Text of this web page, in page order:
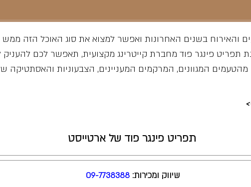
והאירוח בשנים האחרונות ואפשר למצוא את סוג האוכל הזה
תפריט פינגר פוד מחברת קייטרינג מקצועית, תאפשר לכם להעניק
המגוונים, המרקמים המעניינים, הצבעוניות והאסתטיקה
תפריט פינגר פוד של ארטייסט
שיווק ומכירות: 09-7738388